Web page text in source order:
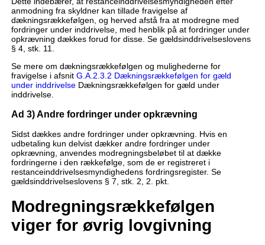
anmodning fra skyldner kan tillade fravigelse af
dækningsrækkefølgen, og herved afstå fra at modregne med
fordringer under inddrivelse, med henblik på at fordringer under
opkrævning dækkes forud for disse. Se gældsinddrivelseslovens
§ 4, stk. 11.
Se mere om dækningsrækkefølgen og mulighederne for
fravigelse i afsnit G.A.2.3.2 Dækningsrækkefølgen for gæld
under inddrivelseDækningsrækkefølgen for gæld under
inddrivelse.
Ad 3) Andre fordringer under opkrævning
Sidst dækkes andre fordringer under opkrævning. Hvis en
udbetaling kun delvist dækker andre fordringer under
opkrævning, anvendes modregningsbeløbet til at dække
fordringerne i den rækkefølge, som de er registreret i
restanceinddrivelsesmyndighedens fordringsregister. Se
gældsinddrivelseslovens § 7, stk. 2, 2. pkt.
Modregningsrækkefølgen
viger for øvrig lovgivning